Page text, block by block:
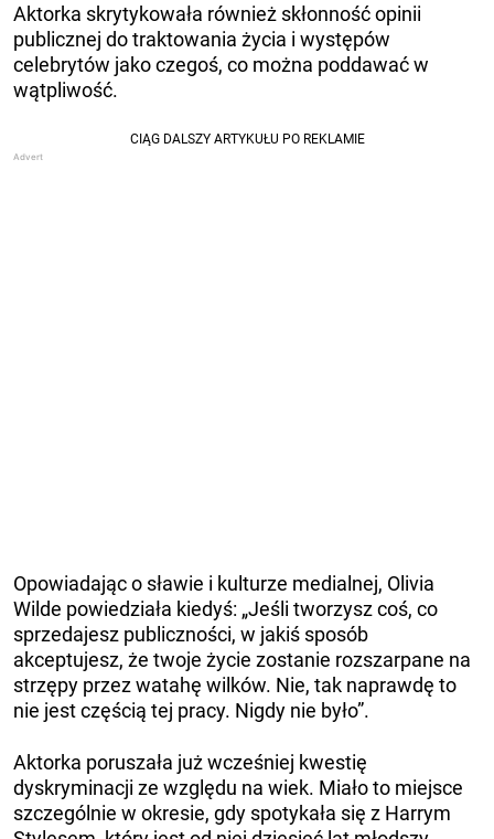
Aktorka skrytykowała również skłonność opinii
publicznej do traktowania życia i występów
celebrytów jako czegoś, co można poddawać w
wątpliwość.
Opowiadając o sławie i kulturze medialnej, Olivia
Wilde powiedziała kiedyś: „Jeśli tworzysz coś, co
sprzedajesz publiczności, w jakiś sposób
akceptujesz, że twoje życie zostanie rozszarpane na
strzępy przez watahę wilków. Nie, tak naprawdę to
nie jest częścią tej pracy. Nigdy nie było”.
Aktorka poruszała już wcześniej kwestię
dyskryminacji ze względu na wiek. Miało to miejsce
szczególnie w okresie, gdy spotykała się z Harrym